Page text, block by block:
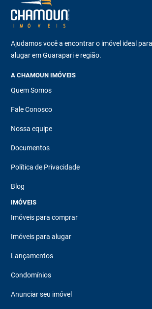
Ajudamos você a encontrar o imóvel ideal
alugar em Guarapari e região.
A CHAMOUN IMÓVEIS
Quem Somos
Fale Conosco
Nossa equipe
Documentos
Política de Privacidade
Blog
IMÓVEIS
Imóveis para comprar
Imóveis para alugar
Lançamentos
Condomínios
Anunciar seu imóvel